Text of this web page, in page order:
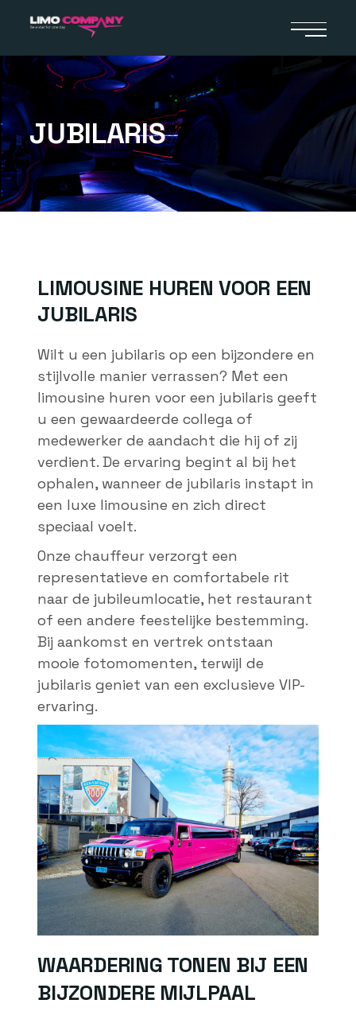
JUBILARIS
LIMOUSINE HUREN VOOR EEN
JUBILARIS
Wilt u een jubilaris op een bijzondere en
stijlvolle manier verrassen? Met een
limousine huren voor een jubilaris geeft
u een gewaardeerde collega of
medewerker de aandacht die hij of zij
verdient. De ervaring begint al bij het
ophalen, wanneer de jubilaris instapt in
een luxe limousine en zich direct
speciaal voelt.
Onze chauffeur verzorgt een
representatieve en comfortabele rit
naar de jubileumlocatie, het restaurant
of een andere feestelijke bestemming.
Bij aankomst en vertrek ontstaan
mooie fotomomenten, terwijl de
jubilaris geniet van een exclusieve VIP-
ervaring.
WAARDERING TONEN BIJ EEN
BIJZONDERE MIJLPAAL